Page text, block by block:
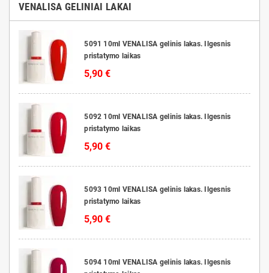
VENALISA GELINIAI LAKAI
5091 10ml VENALISA gelinis lakas. Ilgesnis
pristatymo laikas
5,90 €
5092 10ml VENALISA gelinis lakas. Ilgesnis
pristatymo laikas
5,90 €
5093 10ml VENALISA gelinis lakas. Ilgesnis
pristatymo laikas
5,90 €
5094 10ml VENALISA gelinis lakas. Ilgesnis